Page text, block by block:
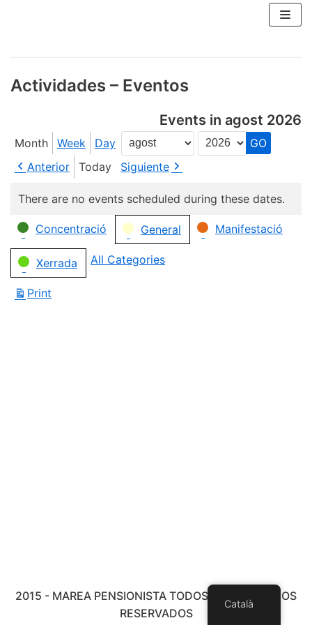
Actividades – Eventos
Events in agost 2026
Month Week Day
Month
Year
Anterior
Today Siguiente
There are no events scheduled during these dates.
Categories
Concentració General Manifestació
Xerrada All Categories
Print
2015 - MAREA PENSIONISTA TODOS LOS DERECHOS
RESERVADOS
Català